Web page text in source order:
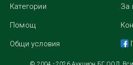
Категории
Помощ
Общи условия
За